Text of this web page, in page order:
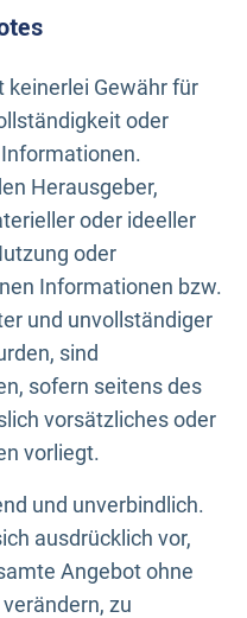
keinerlei Gewähr für
oder
Herausgeber,
oder ideeller
oder
Informationen bzw.
und unvollständiger
sind
sofern seitens des
vorsätzliches oder
vorliegt.
und unverbindlich.
ausdrücklich vor,
Angebot ohne
zu